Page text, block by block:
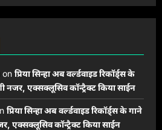
on प्रिया सिन्हा अब वर्ल्डवाइड रिकॉर्ड्स के
एक्सक्लूसिव कॉन्ट्रैक्ट किया साईन
प्रिया सिन्हा अब वर्ल्डवाइड रिकॉर्ड्स के गाने
एक्सक्लूसिव कॉन्ट्रैक्ट किया साईन